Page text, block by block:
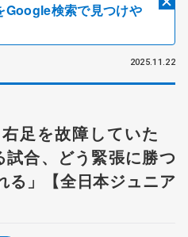
検索で見つけや
2025.11.22
足を故障していた
試合、どう緊張に勝つ
る」【全日本ジュニア